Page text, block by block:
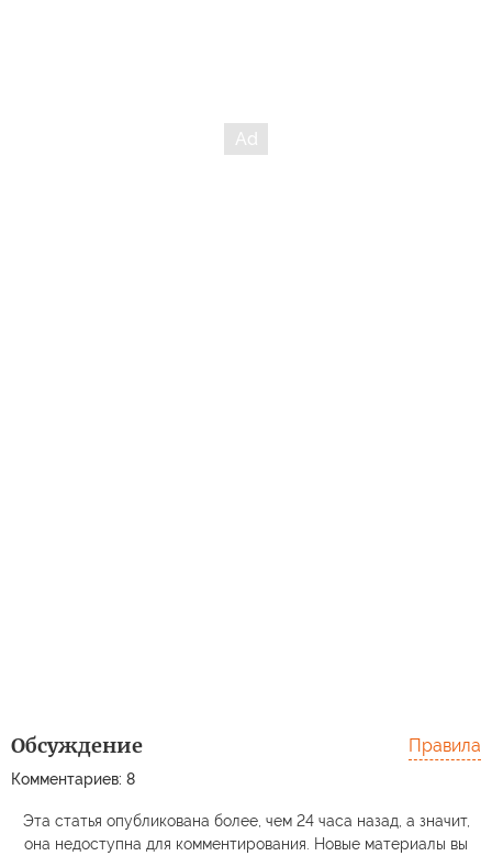
Обсуждение
Комментариев: 8
Правила
Эта статья опубликована более, чем 24 часа назад, а значит,
она недоступна для комментирования. Новые материалы вы